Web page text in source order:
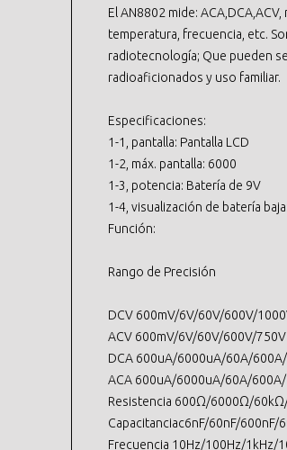
El AN8802 mide:
temperatura, frecuencia, etc.
radiotecnología; Que pueden
radioaficionados y uso familiar.
Especificaciones:
1-1, pantalla: Pantalla LCD
1-2, máx. pantalla: 6000
1-3, potencia: Batería de 9V
1-4, visualización de batería
Función:
Rango de Precisión
DCV 600mV/6V/60V/600V/
ACV 600mV/6V/60V/600V/
DCA 600uA/6000uA/60A/
ACA 600uA/6000uA/60A/
Resistencia 600Ω/6000Ω/
Capacitanciac6nF/60nF/600nF/
Frecuencia 10Hz/100Hz/1kHz/